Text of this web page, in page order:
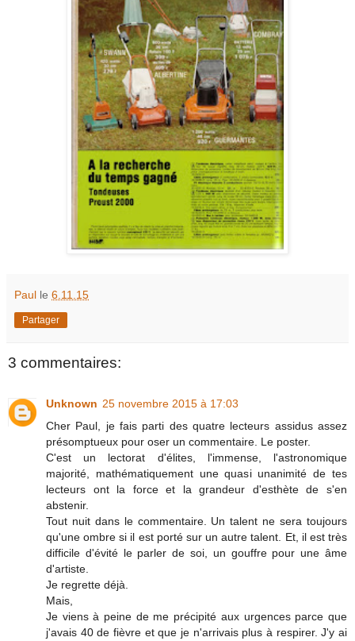
Paul le 6.11.15
Partager
3 commentaires:
Unknown 25 novembre 2015 à 17:03
Cher Paul, je fais parti des quatre lecteurs assidus assez
présomptueux pour oser un commentaire. Le poster.
C'est un lectorat d'élites, l'immense, l'astronomique
majorité, mathématiquement une quasi unanimité de tes
lecteurs ont la force et la grandeur d'esthète de s'en
abstenir.
Tout nuit dans le commentaire. Un talent ne sera toujours
qu'une ombre si il est porté sur un autre talent. Et, il est très
difficile d'évité le parler de soi, un gouffre pour une âme
d'artiste.
Je regrette déjà.
Mais,
Je viens à peine de me précipité aux urgences parce que
j'avais 40 de fièvre et que je n'arrivais plus à respirer. J'y ai